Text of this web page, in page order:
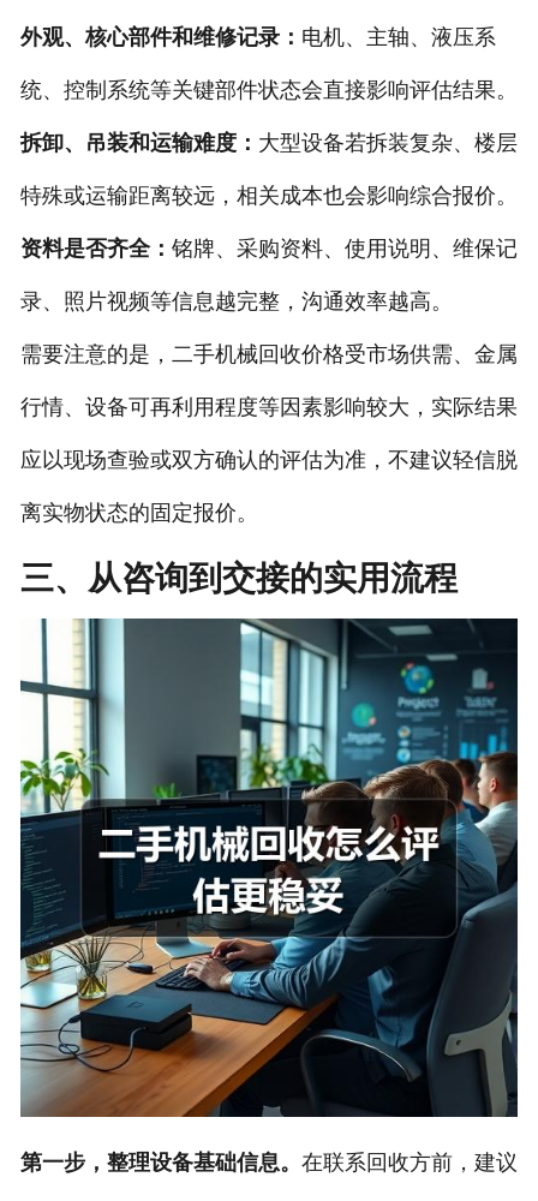
外观、核心部件和维修记录： 电机、主轴、液压系
统、控制系统等关键部件状态会直接影响评估结果。
拆卸、吊装和运输难度： 大型设备若拆装复杂、楼层
特殊或运输距离较远，相关成本也会影响综合报价。
资料是否齐全： 铭牌、采购资料、使用说明、维保记
录、照片视频等信息越完整，沟通效率越高。
需要注意的是，二手机械回收价格受市场供需、金属
行情、设备可再利用程度等因素影响较大，实际结果
应以现场查验或双方确认的评估为准，不建议轻信脱
离实物状态的固定报价。
三、从咨询到交接的实用流程
第一步，整理设备基础信息。 在联系回收方前，建议